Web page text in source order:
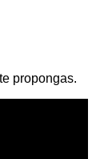
propongas.